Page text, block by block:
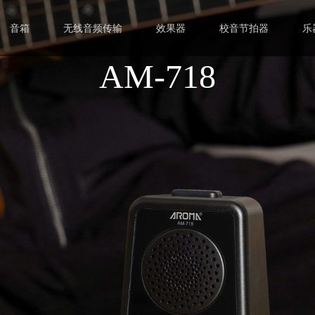
AM-718
音箱 无线音频传输 效果器 校音节拍器 乐